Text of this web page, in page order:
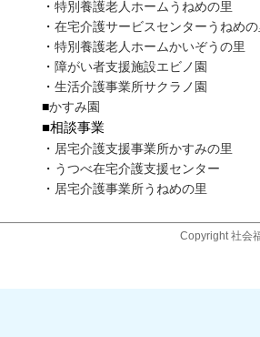
・ 特別養護老人ホームうねめの里
・ 在宅介護サービスセンターうねめ
・ 特別養護老人ホームかいぞうの里
・ 障がい者支援施設エビノ園
・ 生活介護事業所サクラノ園
■かすみ園
■相談事業
・ 居宅介護支援事業所かすみの里
・ うつべ在宅介護支援センター
・ 居宅介護事業所うねめの里
Copyright 社会